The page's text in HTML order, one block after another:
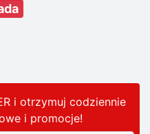
i otrzymuj codziennie
i promocje!